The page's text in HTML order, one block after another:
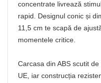
concentrate livrează
rapid. Designul conic și
11,5 cm te scapă de
momentele critice.
Carcasa din ABS scutit
UE, iar construcția